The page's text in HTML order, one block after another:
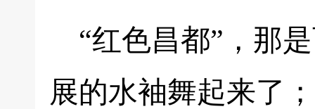
“红色昌都”，那
展的水袖舞起来了；